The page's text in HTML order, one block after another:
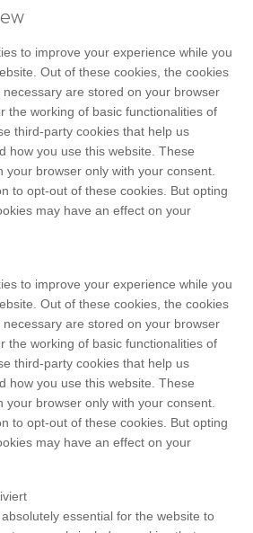
to improve your experience while you
Out of these cookies, the cookies
are stored on your browser
the working of basic functionalities of
third-party cookies that help us
how you use this website. These
your browser only with your consent.
to opt-out of these cookies. But opting
may have an effect on your
to improve your experience while you
Out of these cookies, the cookies
are stored on your browser
the working of basic functionalities of
third-party cookies that help us
how you use this website. These
your browser only with your consent.
to opt-out of these cookies. But opting
may have an effect on your
essential for the website to